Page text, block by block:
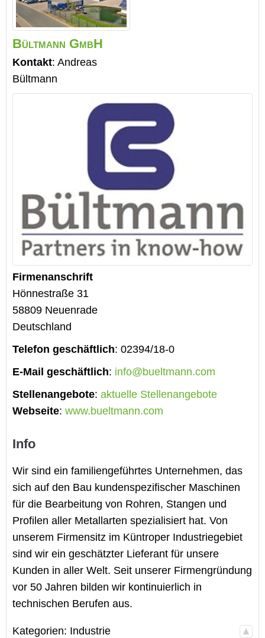
Bültmann GmbH
Kontakt: Andreas
Bültmann
Firmenanschrift
Hönnestraße 31
58809 Neuenrade
Deutschland
Telefon geschäftlich: 02394/18-0
E-Mail geschäftlich: info@bueltmann.com
Stellenangebote: aktuelle Stellenangebote
Webseite: www.bueltmann.com
Info
Wir sind ein familiengeführtes Unternehmen, das
sich auf den Bau kundenspezifischer Maschinen
für die Bearbeitung von Rohren, Stangen und
Profilen aller Metallarten spezialisiert hat. Von
unserem Firmensitz im Küntroper Industriegebiet
sind wir ein geschätzter Lieferant für unsere
Kunden in aller Welt. Seit unserer Firmengründung
vor 50 Jahren bilden wir kontinuierlich in
technischen Berufen aus.
Kategorien: Industrie